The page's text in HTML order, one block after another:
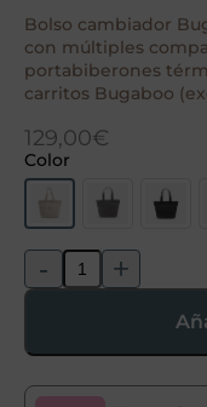
Bolso cambiador
con múltiples
portabiberones
carritos Bugaboo
129,00€
Color
- +